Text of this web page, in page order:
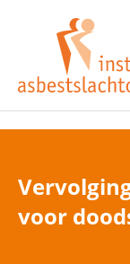
Heeft u
Heeft u
Bent u arts?
Asbest en
voor